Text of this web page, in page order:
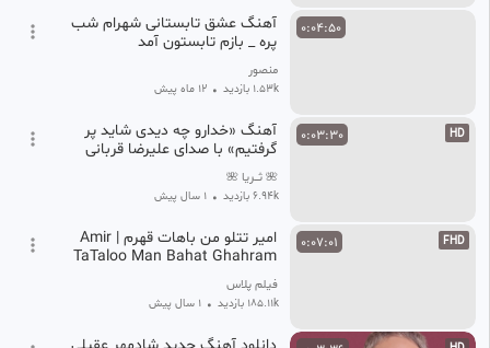
0:04:50
آهنگ عشق تابستانی شهرام شب
پره _ بازم تابستون آمد
منصور
1.53k بازدید • 12 ماه پیش
HD
0:03:30
آهنگ «خدارو چه دیدی شاید پر
گرفتیم» با صدای علیرضا قربانی
🌺 ثـــریا 🌺
6.94k بازدید • 1 سال پیش
FHD
0:07:01
امیر تتلو من باهات قهرم | Amir
TaTaloo Man Bahat Ghahram
فیلم پلاس
185.11k بازدید • 1 سال پیش